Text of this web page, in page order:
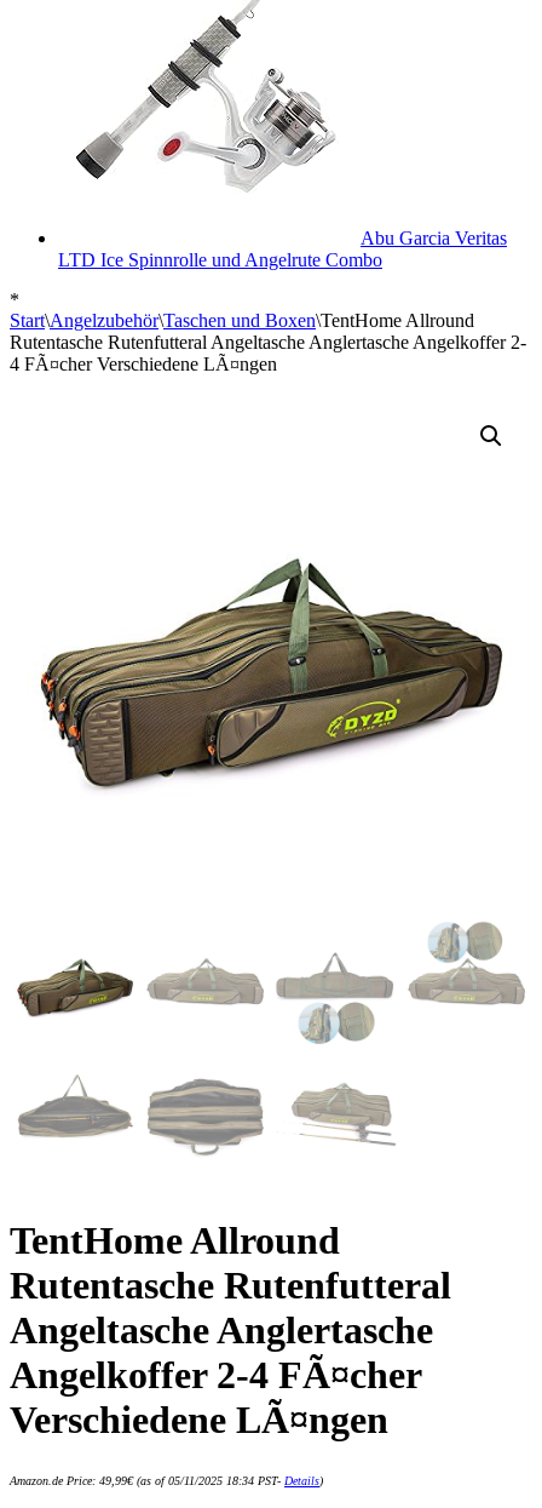
Abu Garcia Veritas
LTD Ice Spinnrolle und Angelrute Combo
*
Start\Angelzubehör\Taschen und Boxen\TentHome Allround
Rutentasche Rutenfutteral Angeltasche Anglertasche Angelkoffer 2-
4 FÃ¤cher Verschiedene LÃ¤ngen
TentHome Allround
Rutentasche Rutenfutteral
Angeltasche Anglertasche
Angelkoffer 2-4 FÃ¤cher
Verschiedene LÃ¤ngen
Amazon.de Price: 49,99€(as of 05/11/2025 18:34 PST- Details)